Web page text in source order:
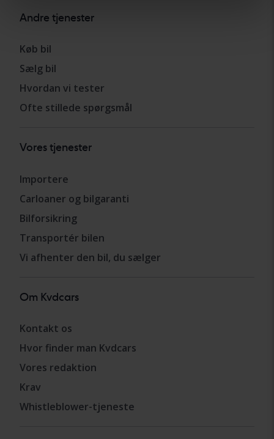
Andre tjenester
Køb bil
Sælg bil
Hvordan vi tester
Ofte stillede spørgsmål
Vores tjenester
Importere
Carloaner og bilgaranti
Bilforsikring
Transportér bilen
Vi afhenter den bil, du sælger
Om Kvdcars
Kontakt os
Hvor finder man Kvdcars
Vores redaktion
Krav
Whistleblower-tjeneste